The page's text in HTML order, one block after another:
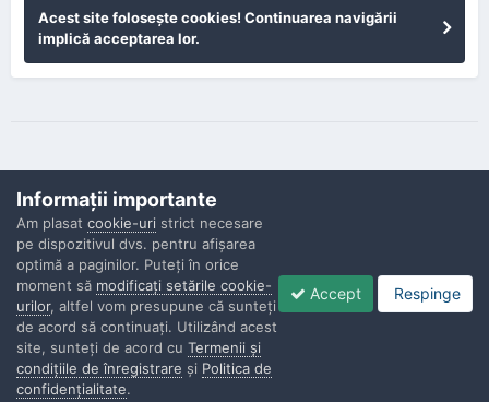
Acest site foloseşte cookies! Continuarea navigării
implică acceptarea lor.
Confidenţialitate Contactaţi-ne
Copyright © Politisti.ro, 2010 - 2026
Powered by Invision Community
Informaţii importante
Am plasat cookie-uri strict necesare
pe dispozitivul dvs. pentru afişarea
optimă a paginilor. Puteţi în orice
moment să modificaţi setările cookie-
urilor, altfel vom presupune că sunteţi
de acord să continuaţi. Utilizând acest
site, sunteţi de acord cu Termenii şi
condiţiile de înregistrare şi Politica de
confidenţialitate.
Accept Respinge